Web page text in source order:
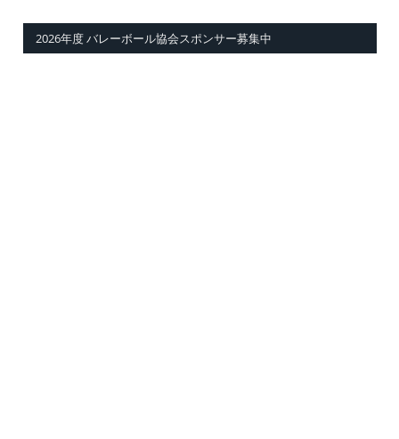
2026年度 バレーボール協会スポンサー募集中